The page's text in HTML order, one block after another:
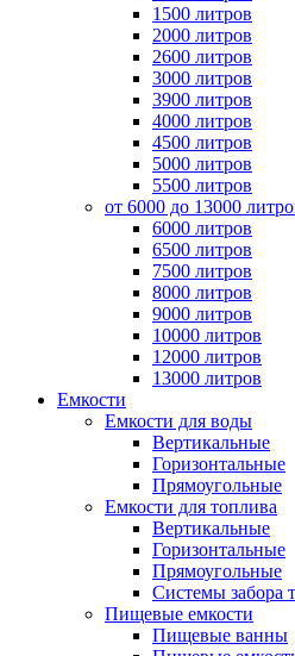
1500 литров
2000 литров
2600 литров
3000 литров
3900 литров
4000 литров
4500 литров
5000 литров
5500 литров
от 6000 до 13000
6000 литров
6500 литров
7500 литров
8000 литров
9000 литров
10000 литров
12000 литров
13000 литров
Емкости
Емкости для воды
Вертикальные
Горизонтальные
Прямоугольные
Емкости для топлива
Вертикальные
Горизонтальные
Прямоугольные
Системы забора
Пищевые емкости
Пищевые ванны